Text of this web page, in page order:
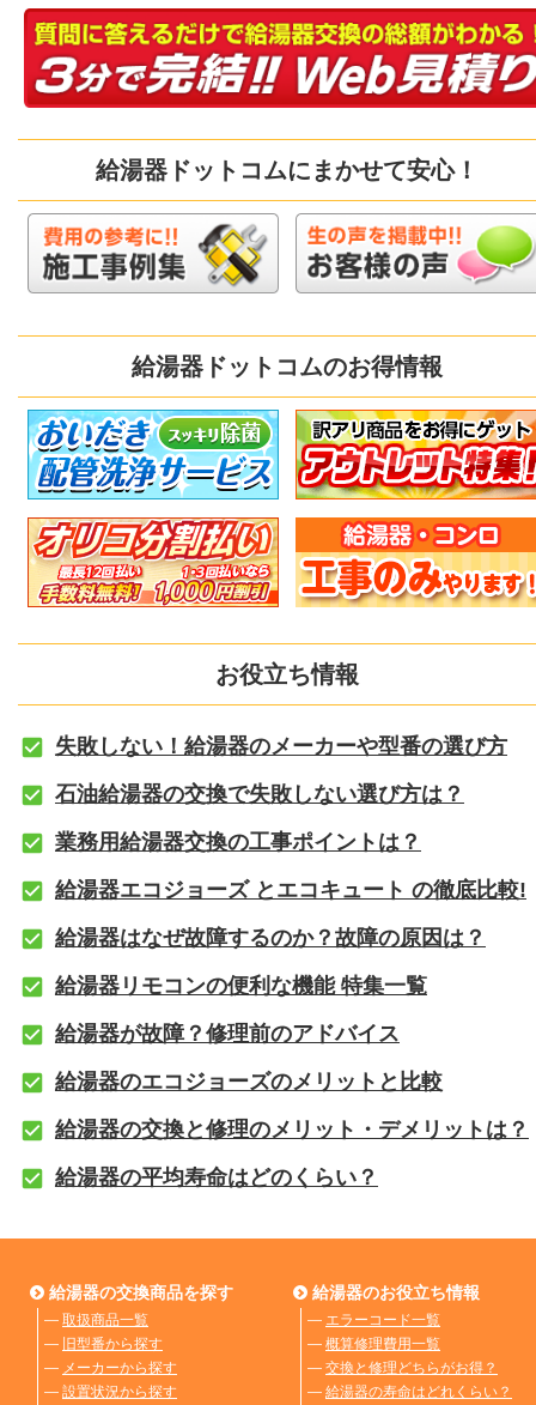
給湯器ドットコムにまかせて安心！
給湯器ドットコムのお得情報
お役立ち情報
失敗しない！給湯器のメーカーや型番の選び方
石油給湯器の交換で失敗しない選び方は？
業務用給湯器交換の工事ポイントは？
給湯器エコジョーズ とエコキュート の徹底比較!
給湯器はなぜ故障するのか？故障の原因は？
給湯器リモコンの便利な機能 特集一覧
給湯器が故障？修理前のアドバイス
給湯器のエコジョーズのメリットと比較
給湯器の交換と修理のメリット・デメリットは？
給湯器の平均寿命はどのくらい？
給湯器の交換商品を探す
― 取扱商品一覧
― 旧型番から探す
― メーカーから探す
― 設置状況から探す
給湯器のお役立ち情報
― エラーコード一覧
― 概算修理費用一覧
― 交換と修理どちらがお得？
― 給湯器の寿命はどれくらい？